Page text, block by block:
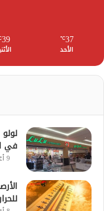
37
℃
الأحد
39
في
9 أغسطس، 2026